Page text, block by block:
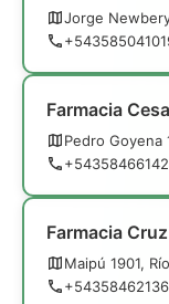
Jorge
Farmacia
Pedro Goyena
Farmacia
Maipú 1901,